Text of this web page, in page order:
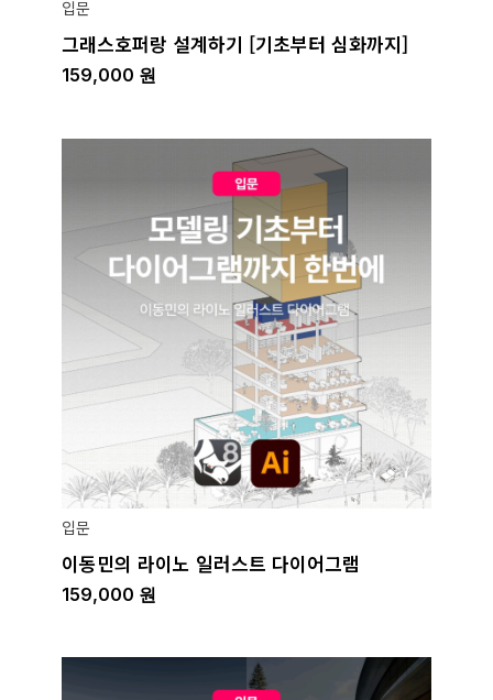
입문
그래스호퍼랑 설계하기 [기초부터 심화까지]
159,000 원
입문
이동민의 라이노 일러스트 다이어그램
159,000 원